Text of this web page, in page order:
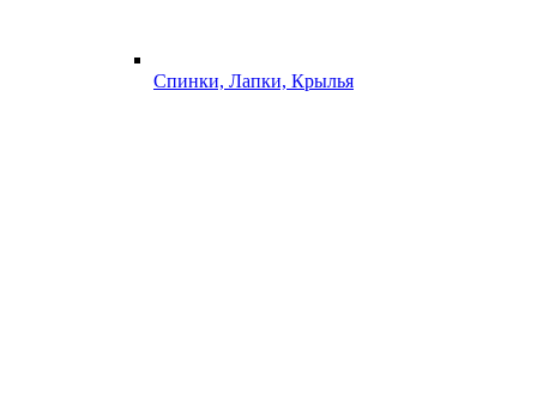
Спинки, Лапки, Крылья